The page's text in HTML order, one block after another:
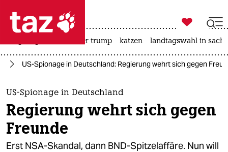
 taz zahl ich
taz zahl ich
themen
politik
öko

taz zahl ich
usa unter trump katzen landtagswahl in
US-Spionage in Deutschland: Regierung wehrt sich gegen
US-Spionage in Deutschland
Regierung wehrt sich gegen
Freunde
Erst NSA-Skandal, dann BND-Spitzelaffäre. Nun will